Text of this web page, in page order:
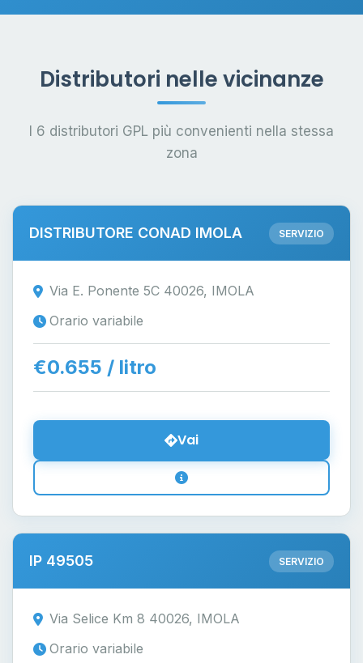
Distributori nelle vicinanze
I 6 distributori GPL più convenienti nella stessa
zona
DISTRIBUTORE CONAD IMOLA SERVIZIO
Via E. Ponente 5C 40026, IMOLA
Orario variabile
€0.655 / litro
Vai
IP 49505 SERVIZIO
Via Selice Km 8 40026, IMOLA
Orario variabile